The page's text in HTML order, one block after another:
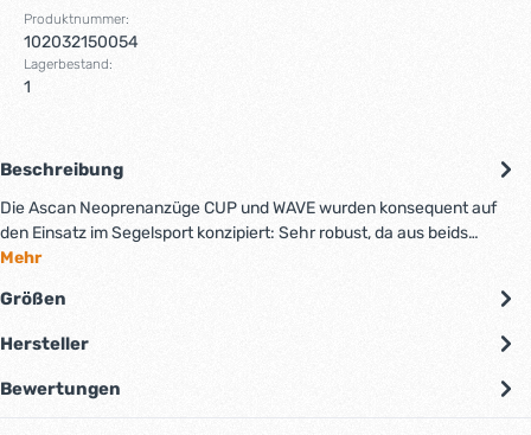
Produktnummer:
102032150054
Lagerbestand:
1
Beschreibung
Die Ascan Neoprenanzüge CUP und WAVE wurden konsequent auf
den Einsatz im Segelsport konzipiert: Sehr robust, da aus beids…
Mehr
Größen
Hersteller
Bewertungen